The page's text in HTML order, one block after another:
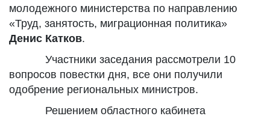
молодежного министерства по направлению
«Труд, занятость, миграционная политика»
Денис Катков.
Участники заседания рассмотрели 10
вопросов повестки дня, все они получили
одобрение региональных министров.
Решением областного кабинета